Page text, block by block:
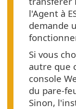
l'Agent à
demande
Si vous
autre que
console
du pare-
Sinon,